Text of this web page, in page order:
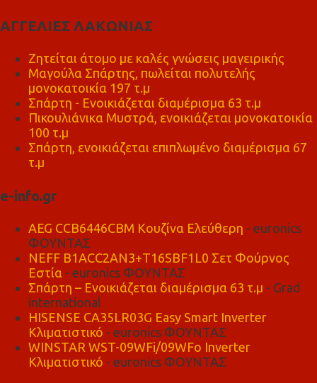
ΑΓΓΕΛΙΕΣ ΛΑΚΩΝΙΑΣ
Ζητείται άτομο με καλές γνώσεις μαγειρικής
Μαγούλα Σπάρτης, πωλείται πολυτελής
μονοκατοικία 197 τ.μ
Σπάρτη - Ενοικιάζεται διαμέρισμα 63 τ.μ
Πικουλιάνικα Μυστρά, ενοικιάζεται μονοκατοικία
100 τ.μ
Σπάρτη, ενοικιάζεται επιπλωμένο διαμέρισμα 67
τ.μ
e-info.gr
AEG CCB6446CBM Κουζίνα Ελεύθερη - euronics
ΦΟΥΝΤΑΣ
NEFF B1ACC2AN3+T16SBF1L0 Σετ Φούρνος
Εστία - euronics ΦΟΥΝΤΑΣ
Σπάρτη – Ενοικιάζεται διαμέρισμα 63 τ.μ - Grad
international
HISENSE CA35LR03G Easy Smart Inverter
Κλιματιστικό - euronics ΦΟΥΝΤΑΣ
WINSTAR WST-09WFi/09WFo Inverter
Κλιματιστικό - euronics ΦΟΥΝΤΑΣ